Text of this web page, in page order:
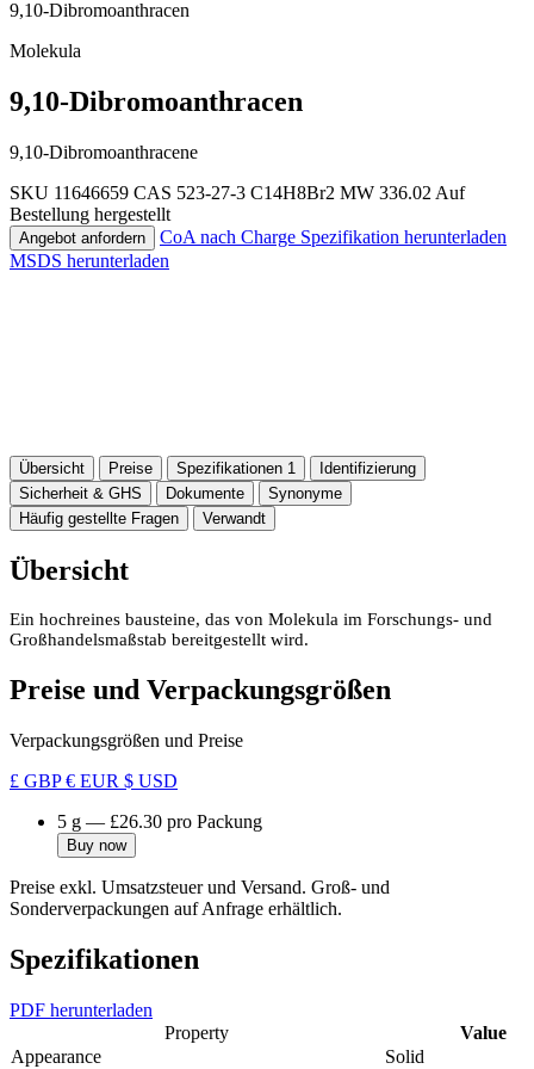
9,10-Dibromoanthracen
Molekula
9,10-Dibromoanthracen
9,10-Dibromoanthracene
SKU 11646659 CAS 523-27-3 C14H8Br2 MW 336.02 Auf
Bestellung hergestellt
Angebot anfordern CoA nach Charge Spezifikation herunterladen
MSDS herunterladen
Übersicht Preise Spezifikationen 1
Identifizierung
Sicherheit & GHS
Dokumente
Synonyme
Häufig gestellte Fragen
Verwandt
Übersicht
Ein hochreines bausteine, das von Molekula im Forschungs- und
Großhandelsmaßstab bereitgestellt wird.
Preise und Verpackungsgrößen
Verpackungsgrößen und Preise
£ GBP€ EUR $ USD
5 g — £26.30 pro Packung
Buy now
Preise exkl. Umsatzsteuer und Versand. Groß- und
Sonderverpackungen auf Anfrage erhältlich.
Spezifikationen
PDF herunterladen
Property
Value
Appearance
Solid